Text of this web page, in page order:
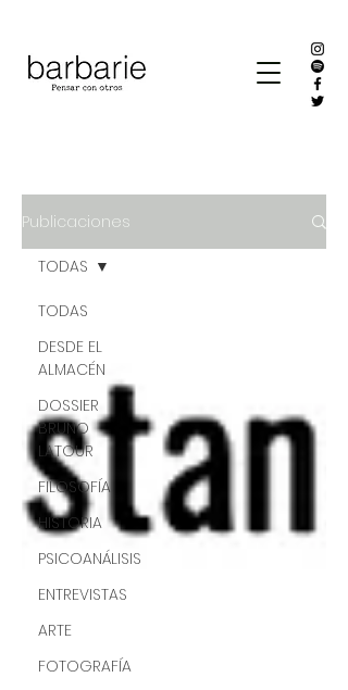
Publicaciones
TODAS
DESDE EL
ALMACÉN
DOSSIER
BRUNO
LATOUR
FILOSOFÍA
HISTORIA
PSICOANÁLISIS
ENTREVISTAS
ARTE
FOTOGRAFÍA
TODAS